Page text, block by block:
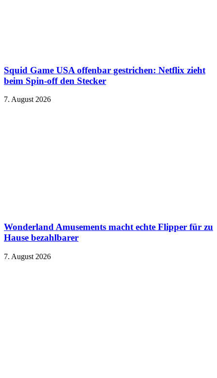
Squid Game USA offenbar gestrichen: Netflix zieht
beim Spin-off den Stecker
7. August 2026
Wonderland Amusements macht echte Flipper für zu
Hause bezahlbarer
7. August 2026